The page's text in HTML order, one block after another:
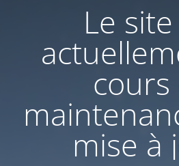
Le
cours
mise à